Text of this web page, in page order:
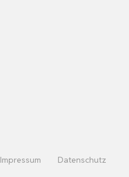
Impressum Datenschutz